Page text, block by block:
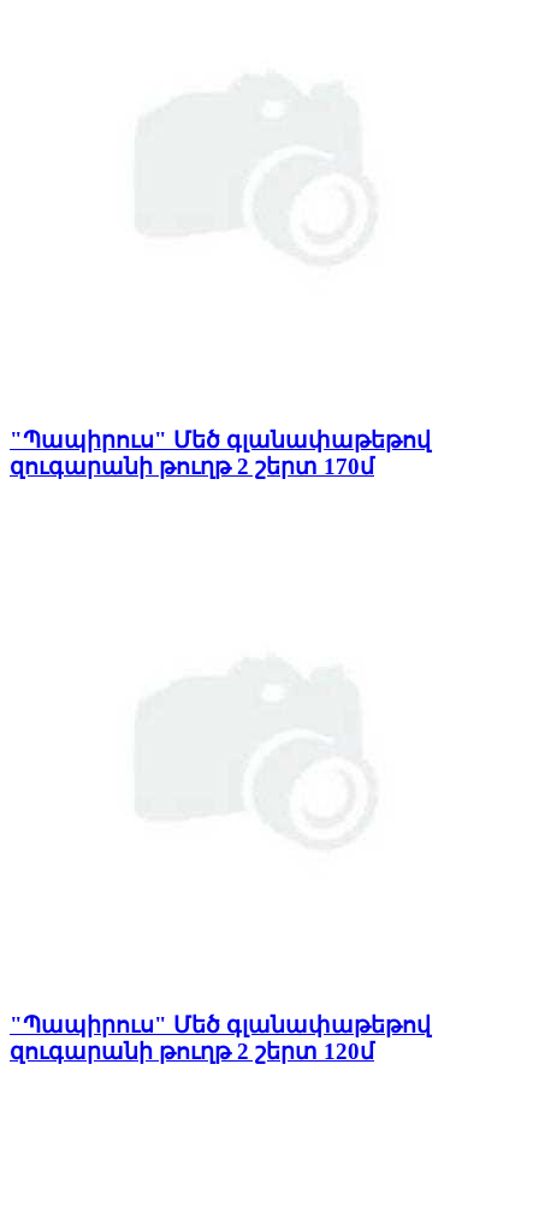
"Պապիրուս" Մեծ գլանափաթեթով
զուգարանի թուղթ 2 շերտ 170մ
"Պապիրուս" Մեծ գլանափաթեթով
զուգարանի թուղթ 2 շերտ 120մ